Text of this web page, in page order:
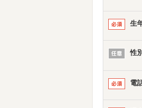
生
性別
電